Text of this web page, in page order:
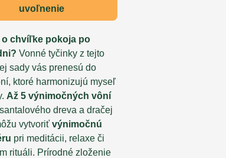
uvoľnenie
o chvíľke pokoja po
Vonné tyčinky z tejto
sady vás prenesú do
ktoré harmonizujú myseľ
Až 5 výnimočných vôní
dreva a dračej
vytvoriť výnimočnú
pri meditácii, relaxe či
rituáli. Prírodné zloženie